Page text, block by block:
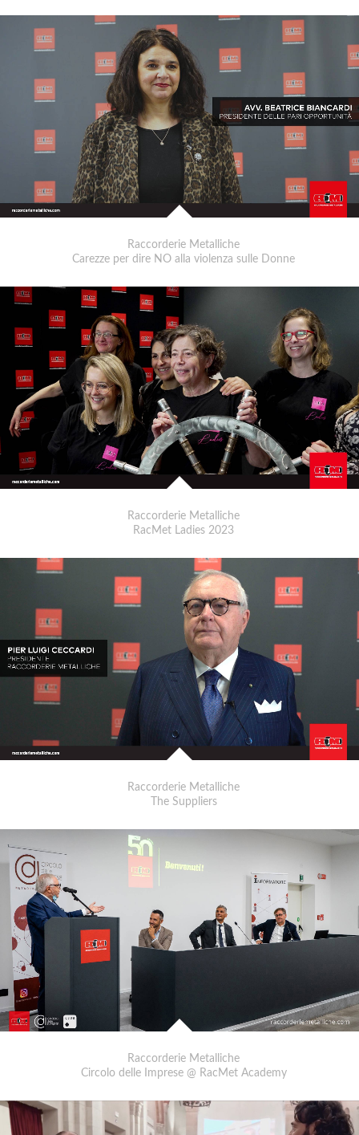
Raccorderie Metalliche
Carezze per dire NO alla violenza sulle Donne
Raccorderie Metalliche
RacMet Ladies 2023
Raccorderie Metalliche
The Suppliers
Raccorderie Metalliche
Circolo delle Imprese @ RacMet Academy